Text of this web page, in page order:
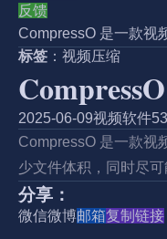
反馈
CompressO 是一款视
标签 ： 视频压缩
CompressO
2025-06-09视频软件
CompressO 是一款视
少文件体积，同时尽
分享：
微信微博邮箱复制链接